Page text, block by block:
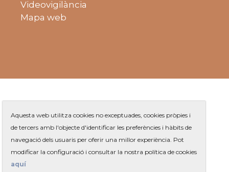
Videovigilància
Mapa web
Plaça de Jaume Balmes s/n
Aquesta web utilitza cookies no exceptuades, cookies pròpies i
de tercers amb l'objecte d'identificar les preferències i hàbits de
navegació dels usuaris per oferir una millor experiència. Pot
modificar la configuració i consultar la nostra política de cookies
aquí